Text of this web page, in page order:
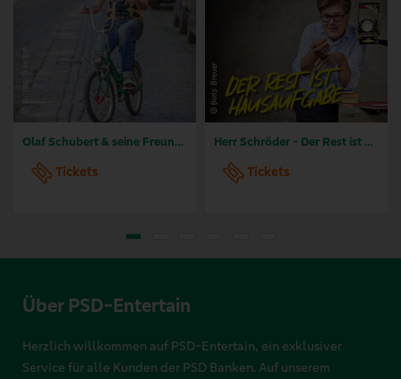
Olaf Schubert & seine Freunde - Jetzt oder now!
Tickets
Herr Schröder - Der Rest ist Hausaufgabe
Tickets
Über PSD-Entertain
Herzlich willkommen auf PSD-Entertain, ein exklusiver
Service für alle Kunden der PSD Banken. Auf unserem